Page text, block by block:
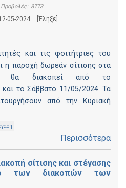
Προβολές: 8773
05-2024 [Έληξε]
και τις φοιτήτριες του
η παροχή δωρεάν σίτισης στα
θα διακοπεί από το
το Σάββατο 11/05/2024. Τα
από την Κυριακή
Περισσότερα
σίτισης και στέγασης
των διακοπών των